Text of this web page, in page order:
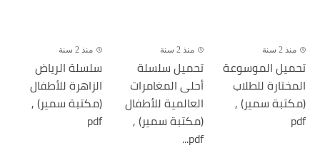
منذ 2 سنة
تحميل الموسوعة
المختارة للطلاب
(مكتبة سمير) ,
pdf
منذ 2 سنة
تحميل سلسلة
أحلى المغامرات
العالمية للأطفال
(مكتبة سمير) ,
pdf...
منذ 2 سنة
سلسلة الرياض
الزاهرة للأطفال
(مكتبة سمير) ,
pdf